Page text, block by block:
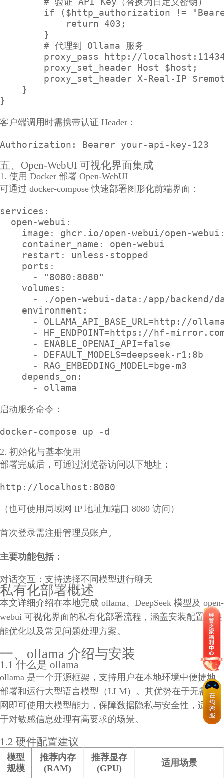
if ($http_authorization !=
            return 403;
        }
        # 代理到 Ollama 服务
proxy_pass http://
        proxy_set_header Host $host;
proxy_set_header X-Real-IP
    }
}
客户端调用时需携带认证 Header：
Authorization: Bearer your-api-key-123
五、Open-WebUI 可视化界面集成
1. 使用 Docker 部署 Open-WebUI
可通过 docker-compose 快速部署图形化前端界面：
services:
  open-webui:
image: ghcr.io/open-webui/open-
    container_name: open-webui
    restart: unless-stopped
    ports:
      - "8080:8080"
    volumes:
- ./open-webui-data:/app/backend/
    environment:
- OLLAMA_API_BASE_URL=http://
- HF_ENDPOINT=https://hf-
      - ENABLE_OPENAI_API=false
      - DEFAULT_MODELS=deepseek-r1:8b
      - RAG_EMBEDDING_MODEL=bge-m3
    depends_on:
启动服务命令：
docker-compose up -d
2. 初始化与基本使用
部署完成后，可通过浏览器访问以下地址：
http://localhost:8080
（也可使用局域网 IP 地址加端口 8080 访问）
首次登录需注册管理员账户。
主要功能包括：
对话交互：支持选择不同模型进行聊天
私有化部署概述
本文详细介绍在本地完成 ollama、DeepSeek 模型及 open-
webui 可视化界面的私有化部署流程，涵盖安装配置、性
能优化以及常见问题处理方案。
一、ollama 介绍与安装
1.1 什么是 ollama
ollama 是一个开源框架，支持用户在本地环境中便捷地
部署和运行大型语言模型（LLM）。其优势在于无需联
网即可使用大模型能力，保障数据隐私与安全性，适用
于对敏感信息处理有高要求的场景。
1.2 硬件配置建议
模型
规模
推荐内存
(RAM)
推荐显存
(GPU)
适用场景